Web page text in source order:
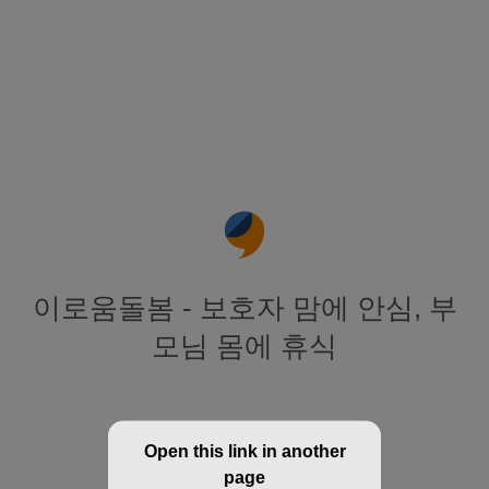
이로움돌봄 - 보호자 맘에 안심, 부
모님 몸에 휴식